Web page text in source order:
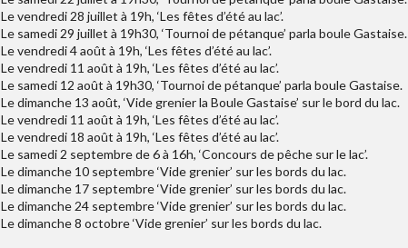
Le vendredi 28 juillet à 19h, ‘Les fêtes d’été au lac’.
Le samedi 29 juillet à 19h30, ‘Tournoi de pétanque’ parla boule Gastaise.
Le vendredi 4 août à 19h, ‘Les fêtes d’été au lac’.
Le vendredi 11 août à 19h, ‘Les fêtes d’été au lac’.
Le samedi 12 août à 19h30, ‘Tournoi de pétanque’ parla boule Gastaise.
Le dimanche 13 août, ‘Vide grenier la Boule Gastaise’ sur le bord du lac.
Le vendredi 11 août à 19h, ‘Les fêtes d’été au lac’.
Le vendredi 18 août à 19h, ‘Les fêtes d’été au lac’.
Le samedi 2 septembre de 6 à 16h, ‘Concours de pêche sur le lac’.
Le dimanche 10 septembre ‘Vide grenier’ sur les bords du lac.
Le dimanche 17 septembre ‘Vide grenier’ sur les bords du lac.
Le dimanche 24 septembre ‘Vide grenier’ sur les bords du lac.
Le dimanche 8 octobre ‘Vide grenier’ sur les bords du lac.